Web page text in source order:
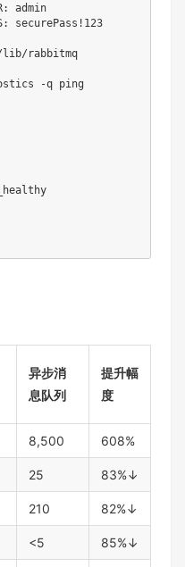
:
admin
: securePass !123
rabbitmq
-q ping
异步消
息队列
提升幅
度
8,500 608%
25 83%↓
210 82%↓
<5 85%↓